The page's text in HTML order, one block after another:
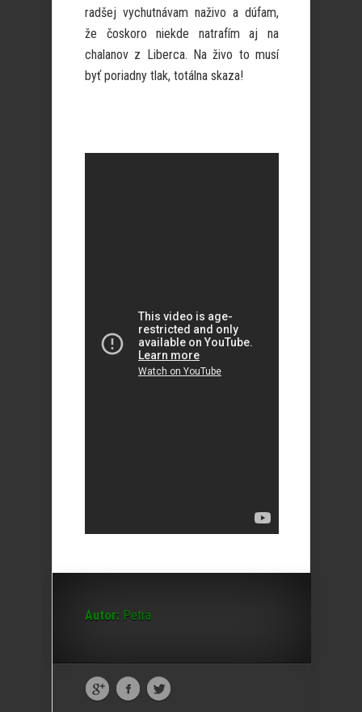
radšej vychutnávam naživo a dúfam,
že čoskoro niekde natrafím aj na
chalanov z Liberca. Na živo to musí
byť poriadny tlak, totálna skaza!
Autor: Petra